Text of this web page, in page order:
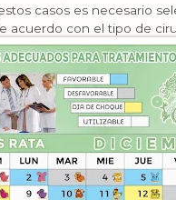
casos es necesario
acuerdo con el tipo de